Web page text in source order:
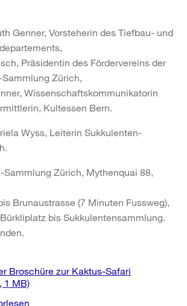
Genner, Vorsteherin des Tiefbau- und
Präsidentin des Fördervereins der
Zürich,
Wissenschaftskommunikatorin
Kultessen Bern.
Wyss, Leiterin Sukkulenten-
Sammlung Zürich, Mythenquai 88,
Brunaustrasse (7 Minuten Fussweg),
bis Sukkulentensammlung.
Broschüre zur Kaktus-Safari
1 MB)